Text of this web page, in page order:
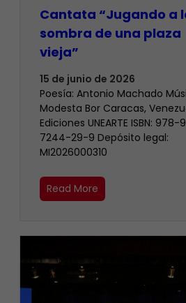
Cantata “Jugando a
sombra de una plaza
vieja”
15 de junio de 2026
Poesía: Antonio Machado
Modesta Bor Caracas,
Ediciones UNEARTE ISBN:
7244-29-9 Depósito legal:
MI2026000310
Read More